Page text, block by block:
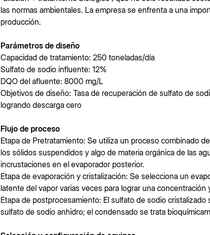
las normas ambientales. La empresa se enfrenta a una
producción.
Parámetros de diseño
Capacidad de tratamiento: 250 toneladas/día
Sulfato de sodio influente: 12%
DQO del afluente: 8000 mg/L
Objetivos de diseño: Tasa de recuperación de sulfato de
logrando descarga cero
Flujo de proceso
Etapa de Pretratamiento: Se utiliza un proceso combinado
los sólidos suspendidos y algo de materia orgánica de las
incrustaciones en el evaporador posterior.
Etapa de evaporación y cristalización: Se selecciona un
latente del vapor varias veces para lograr una
Etapa de postprocesamiento: El sulfato de sodio
sulfato de sodio anhidro; el condensado se trata